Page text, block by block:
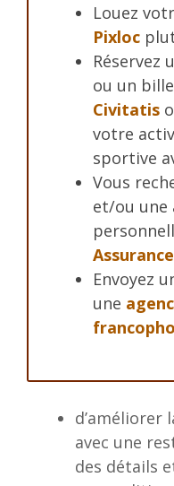
Louez
Pixloc
Réservez
ou un
Civitatis
votre
sportive
Vous
et/ou une
Assurance
Envoyez
une
d’améliorer
avec une
des détails